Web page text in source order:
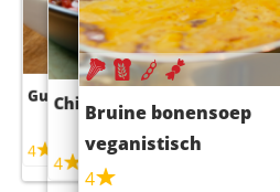
Guacamole
4
Chili con carne
4
Bruine bonensoep
veganistisch
4
Sushi rijstsalade
maaltijdsalade
4